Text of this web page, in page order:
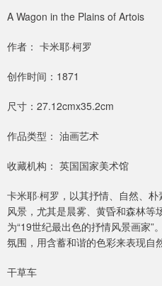
A Wagon in the Plains of Artois
作者： 卡米耶·柯罗
创作时间：1871
尺寸：27.12cmx35.2cm
作品类型： 油画艺术
收藏机构： 英国国家美术馆
卡米耶·柯罗，以其抒情、自然、
风景，尤其是晨雾、黄昏和森林等
为“19世纪最出色的抒情风景画家”
氛围，用含蓄和谐的色彩来表现自
干草车